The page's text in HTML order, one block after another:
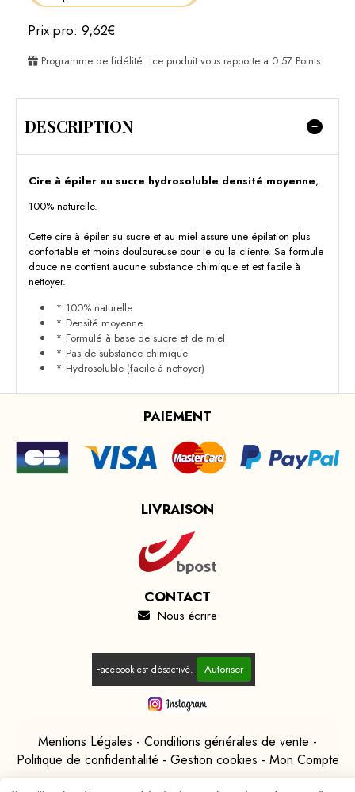
Prix pro: 9,62€
Programme de fidélité : ce produit vous rapportera 0.57 Points.
DESCRIPTION
Cire à épiler au sucre hydrosoluble densité moyenne,
100% naturelle.
Cette cire à épiler au sucre et au miel assure une épilation plus
confortable et moins douloureuse pour le ou la cliente. Sa formule
douce ne contient aucune substance chimique et est facile à
nettoyer.
* 100% naturelle
* Densité moyenne
* Formulé à base de sucre et de miel
* Pas de substance chimique
* Hydrosoluble (facile à nettoyer)
PAIEMENT
LIVRAISON
CONTACT
 Nous écrire
Facebook est désactivé. Autoriser
Mentions Légales
Conditions générales de vente
Politique de confidentialité
Gestion cookies Mon Compte